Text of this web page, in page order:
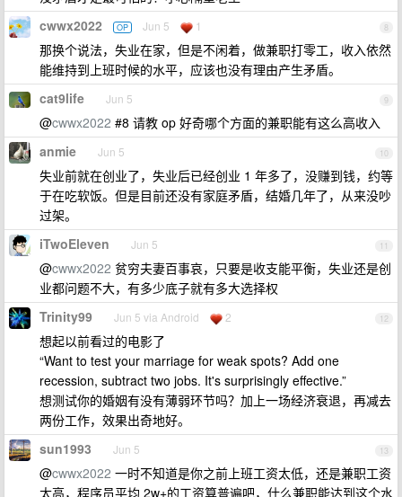
8
cwwx2022 OP Jun 5 1
那换个说法，失业在家，但是不闲着，做兼职打零工，收入依然
能维持到上班时候的水平，应该也没有理由产生矛盾。
9
cat9life Jun 5
@cwwx2022 #8 请教 op 好奇哪个方面的兼职能有这么高收入
10
anmie Jun 5
失业前就在创业了，失业后已经创业 1 年多了，没赚到钱，约等
于在吃软饭。但是目前还没有家庭矛盾，结婚几年了，从来没吵
过架。
11
iTwoEleven Jun 5
@cwwx2022 贫穷夫妻百事哀，只要是收支能平衡，失业还是创
业都问题不大，有多少底子就有多大选择权
12
Trinity99 Jun 5 via Android 2
想起以前看过的电影了
“Want to test your marriage for weak spots? Add one
recession, subtract two jobs. It's surprisingly effective.”
想测试你的婚姻有没有薄弱环节吗？加上一场经济衰退，再减去
两份工作，效果出奇地好。
13
sun1993 Jun 5
@cwwx2022 一时不知道是你之前上班工资太低，还是兼职工资
太高，程序员平均 2w+的工资算普遍吧，什么兼职能达到这个水